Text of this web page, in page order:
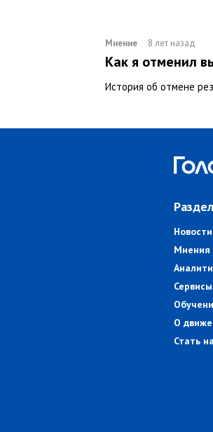
Мнение 8 лет назад
Как я отменил
История об отмене
Новости
Мнения
Сервисы
О
Стать